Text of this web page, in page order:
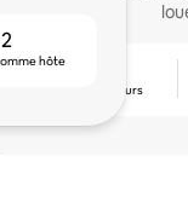
2
hôte
Note des voyageurs